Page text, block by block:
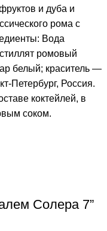
и дуба и
рома с
Вода
ромовый
белый; краситель —
Петербург, Россия.
коктейлей, в
соком.
Солера 7”